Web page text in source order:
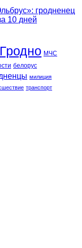
гродненец
10 дней
Гродно МЧС
белорус
милиция
транспорт